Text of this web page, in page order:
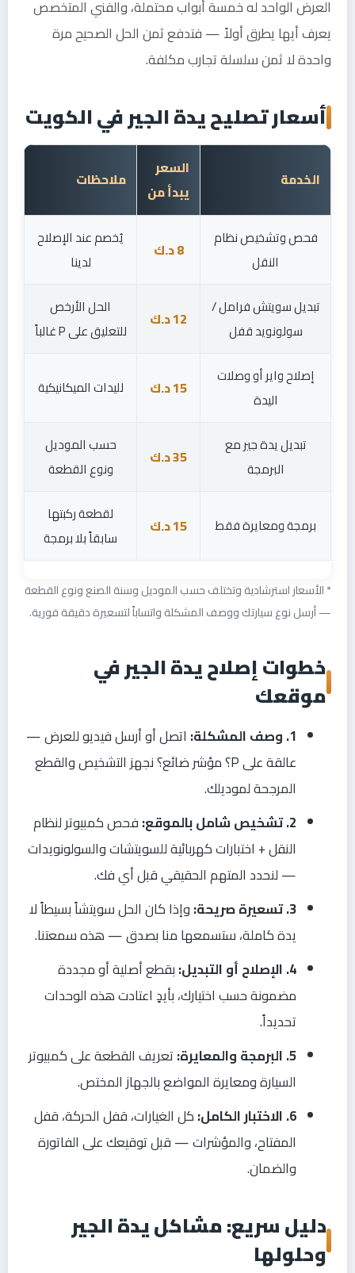
العرض الواحد له خمسة أبواب محتملة، والفني المتخصص
يعرف أيها يطرق أولاً — فتدفع ثمن الحل الصحيح مرة
واحدة لا ثمن سلسلة تجارب مكلفة.
أسعار تصليح يدة الجير في الكويت
الخدمة
السعر
يبدأ من
ملاحظات
فحص وتشخيص نظام
النقل
8 د.ك
يُخصم عند الإصلاح
لدينا
تبديل سويتش فرامل /
سولونويد قفل
12 د.ك
الحل الأرخص
للتعليق على P غالباً
إصلاح واير أو وصلات
اليدة
15 د.ك لليدات الميكانيكية
تبديل يدة جير مع
البرمجة
35 د.ك
حسب الموديل
ونوع القطعة
برمجة ومعايرة فقط 15 د.ك
لقطعة ركبتها
سابقاً بلا برمجة
* الأسعار استرشادية وتختلف حسب الموديل وسنة الصنع ونوع القطعة
— أرسل نوع سيارتك ووصف المشكلة واتساباً لتسعيرة دقيقة فورية.
خطوات إصلاح يدة الجير في
موقعك
1. وصف المشكلة:
اتصل أو أرسل فيديو للعرض —
عالقة على P؟ مؤشر ضائع؟ نجهز التشخيص والقطع
المرجحة لموديلك.
2. تشخيص شامل بالموقع:
فحص كمبيوتر لنظام
النقل + اختبارات كهربائية للسويتشات والسولونويدات
— لنحدد المتهم الحقيقي قبل أي فك.
3. تسعيرة صريحة:
وإذا كان الحل سويتشاً بسيطاً لا
يدة كاملة، ستسمعها منا بصدق — هذه سمعتنا.
4. الإصلاح أو التبديل:
بقطع أصلية أو مجددة
مضمونة حسب اختيارك، بأيدٍ اعتادت هذه الوحدات
تحديداً.
5. البرمجة والمعايرة:
تعريف القطعة على كمبيوتر
السيارة ومعايرة المواضع بالجهاز المختص.
6. الاختبار الكامل:
كل الغيارات، قفل الحركة، قفل
المفتاح، والمؤشرات — قبل توقيعك على الفاتورة
والضمان.
دليل سريع: مشاكل يدة الجير
وحلولها